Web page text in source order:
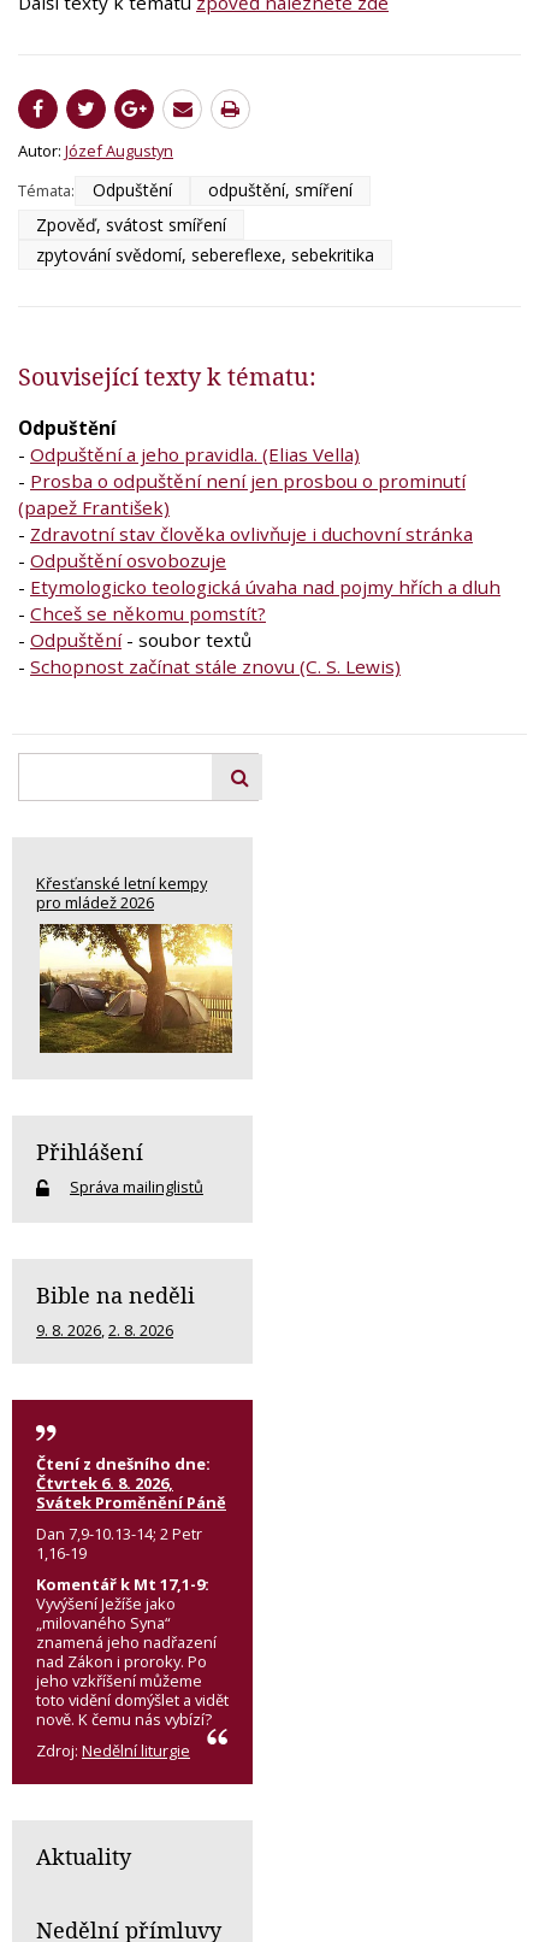
Autor: Józef Augustyn
Témata:
Odpuštění
odpuštění, smíření
Zpověď, svátost smíření
zpytování svědomí, sebereflexe, sebekritika
Související texty k tématu:
Odpuštění
- Odpuštění a jeho pravidla. (Elias Vella)
- Prosba o odpuštění není jen prosbou o prominutí
(papež František)
- Zdravotní stav člověka ovlivňuje i duchovní stránka
- Odpuštění osvobozuje
- Etymologicko teologická úvaha nad pojmy hřích a dluh
- Chceš se někomu pomstít?
- Odpuštění- soubor textů
- Schopnost začínat stále znovu (C. S. Lewis)
Křesťanské letní kempy
pro mládež 2026
Přihlášení
Správa mailinglistů
Bible na neděli
9. 8. 2026,2. 8. 2026
Čtení z dnešního dne:
Čtvrtek 6. 8. 2026,
Svátek Proměnění Páně
Dan 7,9-10.13-14; 2 Petr
1,16-19
Komentář k Mt 17,1-9:
Vyvýšení Ježíše jako
„milovaného Syna“
znamená jeho nadřazení
nad Zákon i proroky. Po
jeho vzkříšení můžeme
toto vidění domýšlet a vidět
nově. K čemu nás vybízí?
Zdroj: Nedělní liturgie
Aktuality
Nedělní přímluvy